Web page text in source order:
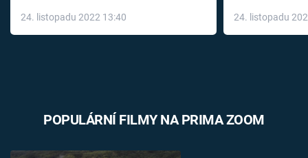
24. listopadu 2022 13:40
léky
24. listopadu
POPULÁRNÍ FILMY NA PRIMA ZOOM